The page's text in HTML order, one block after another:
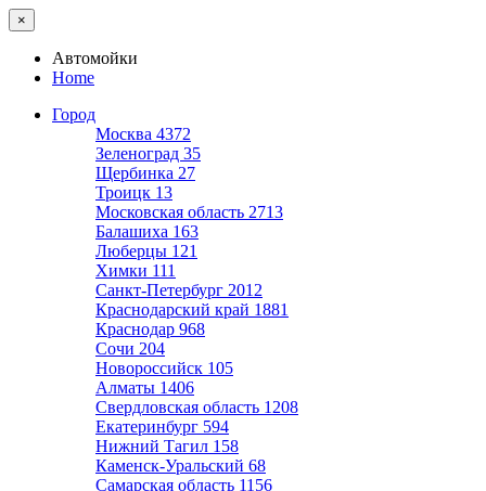
×
Автомойки
Home
Город
Москва 4372
Зеленоград 35
Щербинка 27
Троицк 13
Московская область 2713
Балашиха 163
Люберцы 121
Химки 111
Санкт-Петербург 2012
Краснодарский край 1881
Краснодар 968
Сочи 204
Новороссийск 105
Алматы 1406
Свердловская область 1208
Екатеринбург 594
Нижний Тагил 158
Каменск-Уральский 68
Самарская область 1156